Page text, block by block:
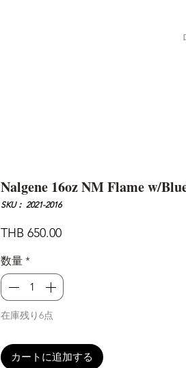
Nalgene 16oz NM Flame w/
SKU： 2021-2016
THB 650.00価
数量 *
在庫残り6点
カートに追加する